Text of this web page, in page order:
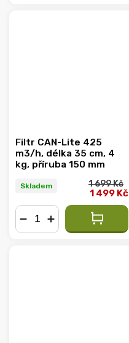
Filtr CAN-Lite 425
m3/h, délka 35 cm, 4
kg, příruba 150 mm
Skladem 1 699 Kč
1 499 Kč